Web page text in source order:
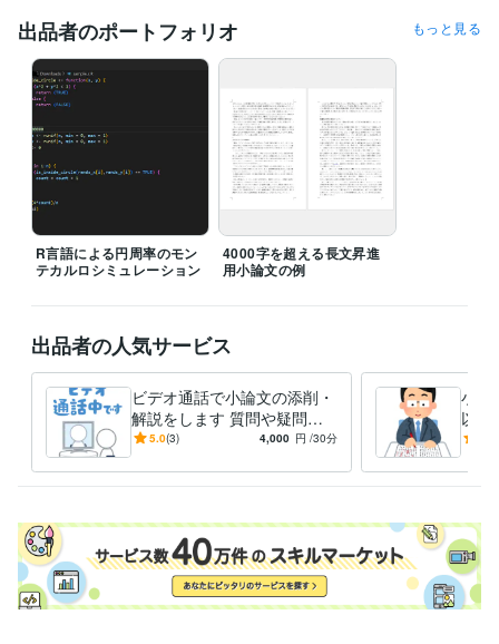
実用英語技能検定準1級（準2級、2級も所持） 取得年 : 2017年
G資格 取得年 : 2020年
IoT検定 ユーザー試験 パワー・ユーザー
セキュリティ・スペシャリスト試験 取得年 : 2021年
中国語検定２級 取得年 : 2019年
経営学検定 初級（96点） 取得年 : 2021年
統計検定データサイエンス発展 取得年 : 2021年
得意分野
ライティング・翻訳 文章添削 文章作成
ライティング 添削
出品者のポートフォリオ もっと見る
R言語による円周率のモン
テカルロシミュレーション
4000字を超える長文昇進
用小論文の例
出品者の人気サービス
ビデオ通話で小論文の添削・
解説をします 質問や疑問を
すぐに解消できるビデオ通話
5.0(3) 4,000 円 /30分
小論
以上
けた